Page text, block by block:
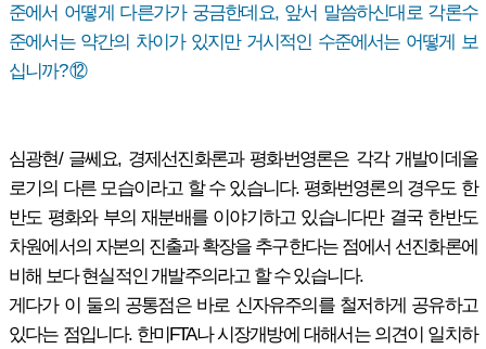
준에서 어떻게 다른가가 궁금한데요, 앞서 말씀하신대로 각론수
준에서는 약간의 차이가 있지만 거시적인 수준에서는 어떻게 보
십니까? ⑫
심광현/ 글쎄요, 경제선진화론과 평화번영론은 각각 개발이데올
로기의 다른 모습이라고 할 수 있습니다. 평화번영론의 경우도 한
반도 평화와 부의 재분배를 이야기하고 있습니다만 결국 한반도
차원에서의 자본의 진출과 확장을 추구한다는 점에서 선진화론에
비해 보다 현실적인 개발주의라고 할 수 있습니다.
게다가 이 둘의 공통점은 바로 신자유주의를 철저하게 공유하고
있다는 점입니다. 한미FTA나 시장개방에 대해서는 의견이 일치하